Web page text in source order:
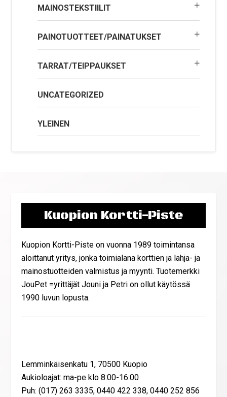
MAINOSTEKSTIILIT
PAINOTUOTTEET/PAINATUKSET
TARRAT/TEIPPAUKSET
UNCATEGORIZED
YLEINEN
Kuopion Kortti-Piste
Kuopion Kortti-Piste on vuonna 1989 toimintansa
aloittanut yritys, jonka toimialana korttien ja lahja- ja
mainostuotteiden valmistus ja myynti. Tuotemerkki
JouPet =yrittäjät Jouni ja Petri on ollut käytössä
1990 luvun lopusta.
Lemminkäisenkatu 1, 70500 Kuopio
Aukioloajat: ma-pe klo 8:00-16:00
Puh: (017) 263 3335, 0440 422 338, 0440 252 856